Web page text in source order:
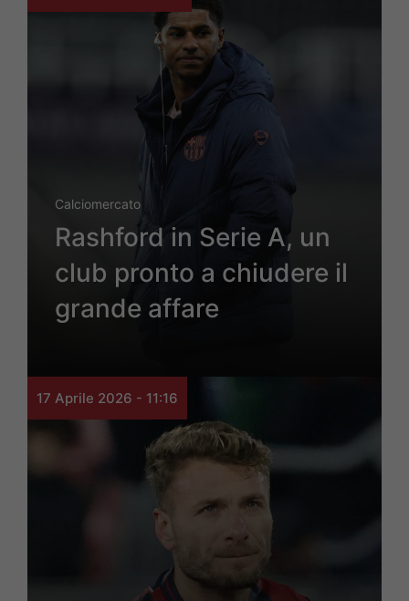
Calciomercato
Rashford in Serie A, un
club pronto a chiudere il
grande affare
17 Aprile 2026 - 11:16